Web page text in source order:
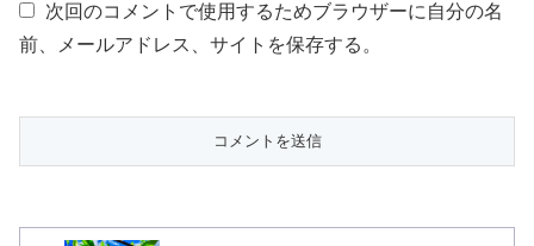
次回のコメントで使用するためブラウザーに自分の名
前、メールアドレス、サイトを保存する。